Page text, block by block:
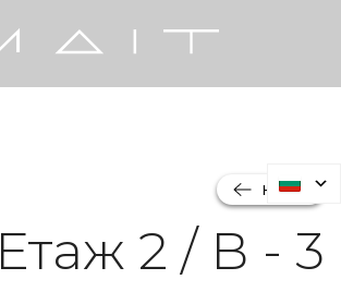
НАЗАД
Етаж 2 / В - 3